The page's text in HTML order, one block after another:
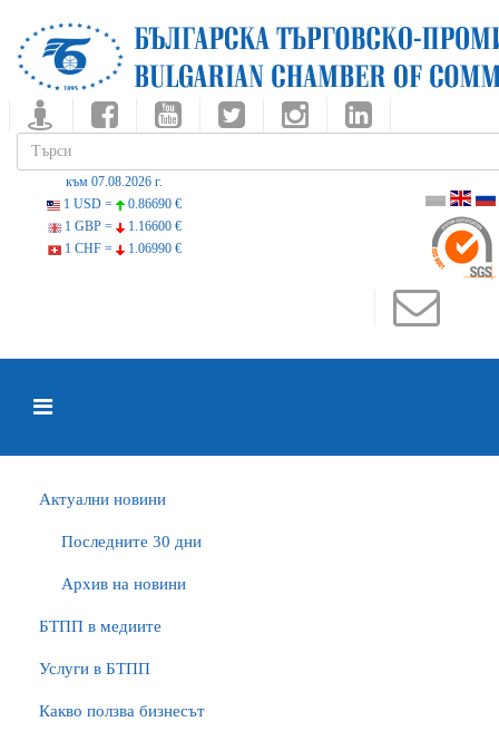
към 07.08.2026 г.
1 USD =
0.86690 €
1 GBP =
1.16600 €
1 CHF =
1.06990 €
Актуални новини
Последните 30 дни
Архив на новини
БTПП в медиите
Услуги в БТПП
Какво ползва бизнесът